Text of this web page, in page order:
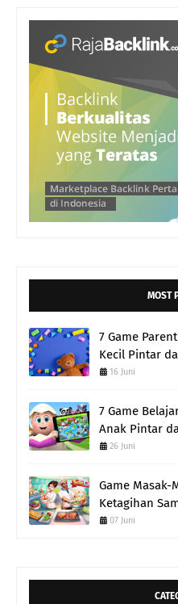
MOST
7 Game
Kecil Pintar
16 Juni
7 Game
Anak Pintar
26 Juni
Game Masak-
Ketagihan
07 Juni